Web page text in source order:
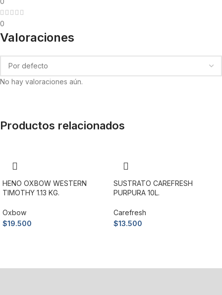
MASCOTA Exoticos
0
Valoraciones
No hay valoraciones aún.
Debesaccederpara publicar una valoración.
Productos relacionados
HENO OXBOW WESTERN
TIMOTHY 1.13 KG.
Oxbow
$19.500
SUSTRATO CAREFRESH
PURPURA 10L.
Carefresh
$13.500